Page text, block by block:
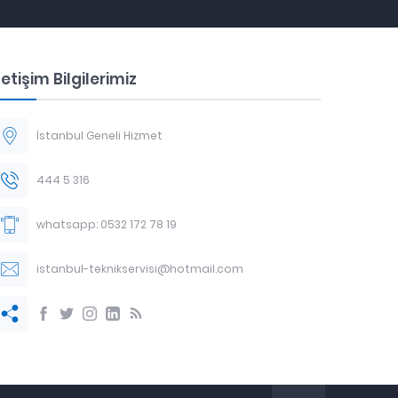
Bilgilerimiz
İstanbul Geneli Hizmet
444 5 316
whatsapp: 0532 172 78 19
istanbul-teknikservisi@hotmail.com